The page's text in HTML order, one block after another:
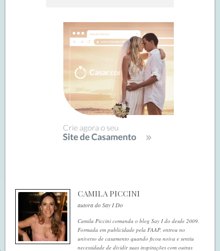
CAMILA PICCINI
autora do Say I Do
Camila Piccini comanda o blog Say I do desde 2009.
Formada em publicidade pela FAAP, entrou no
universo de casamento quando ficou noiva e sentiu
necessidade de dividir suas inspirações com outras